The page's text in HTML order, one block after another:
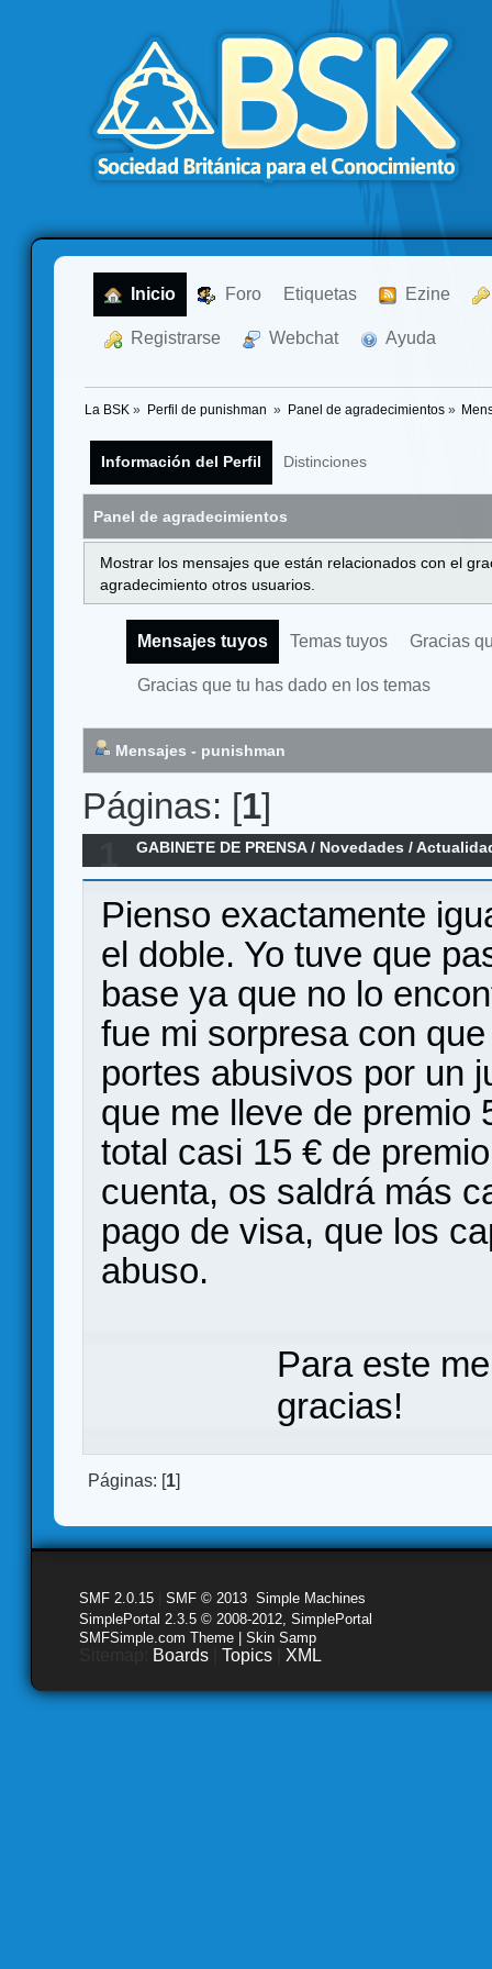
Inicio Foro Etiquetas Ezine
Registrarse Webchat Ayuda
La BSK » Perfil de punishman » Panel de agradecimientos»
Información del Perfil Distinciones
Panel de agradecimientos
Mostrar los mensajes que están relacionados con el
agradecimiento otros usuarios.
Mensajes tuyos Temas tuyos Gracias
Gracias que tu has dado en los temas
Mensajes - punishman
Páginas: [1]
GABINETE DE PRENSA/ Novedades /
Capítulos Perdidos por Ediciones MasQueOca
Pienso exactamente
el doble. Yo tuve que
base ya que no lo
fue mi sorpresa con
portes abusivos por un
que me lleve de premio
total casi 15 € de
cuenta, os saldrá más
pago de visa, que los
abuso.
Para este
gracias!
Páginas: [1]
SMF 2.0.15 SMF © 2013 Simple Machines
SimplePortal 2.3.5 © 2008-2012, SimplePortal
SMFSimple.com Theme | Skin Samp
Boards Topics XML